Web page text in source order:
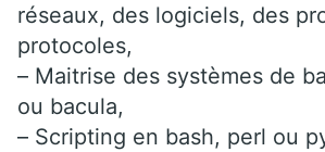
réseaux, des logiciels, des
protocoles,
– Maitrise des systèmes de
ou bacula,
– Scripting en bash, perl ou